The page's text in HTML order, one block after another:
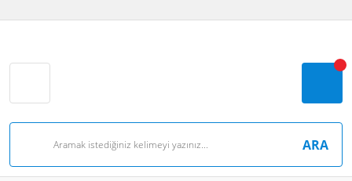
ARA